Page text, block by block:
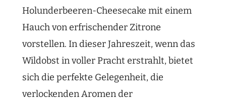
Holunderbeeren-Cheesecake mit einem
Hauch von erfrischender Zitrone
vorstellen. In dieser Jahreszeit, wenn das
Wildobst in voller Pracht erstrahlt, bietet
sich die perfekte Gelegenheit, die
verlockenden Aromen der